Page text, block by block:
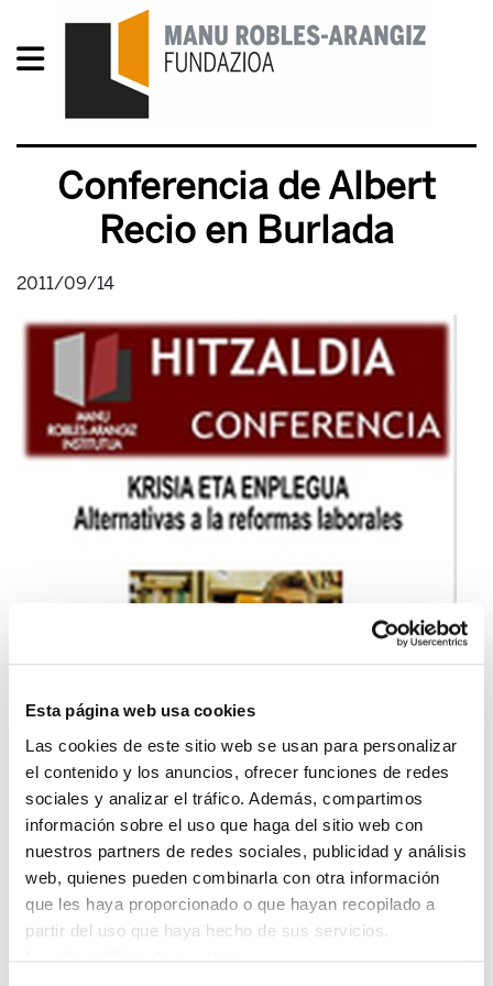
Esta página web usa cookies
Las cookies de este sitio web se usan para personalizar
el contenido y los anuncios, ofrecer funciones de redes
sociales y analizar el tráfico. Además, compartimos
información sobre el uso que haga del sitio web con
nuestros partners de redes sociales, publicidad y análisis
web, quienes pueden combinarla con otra información
que les haya proporcionado o que hayan recopilado a
partir del uso que haya hecho de sus servicios.
Conferencia de Albert
Recio en Burlada
2011/09/14